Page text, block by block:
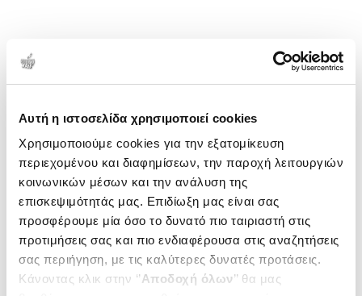
Αυτή η ιστοσελίδα χρησιμοποιεί cookies
Χρησιμοποιούμε cookies για την εξατομίκευση
περιεχομένου και διαφημίσεων, την παροχή λειτουργιών
κοινωνικών μέσων και την ανάλυση της
επισκεψιμότητάς μας. Επιδίωξη μας είναι σας
προσφέρουμε μία όσο το δυνατό πιο ταιριαστή στις
προτιμήσεις σας και πιο ενδιαφέρουσα στις αναζητήσεις
σας περιήγηση, με τις καλύτερες δυνατές προτάσεις.
Κάνοντας κλικ στην ‘’Αποδοχή όλων’’ θα μας